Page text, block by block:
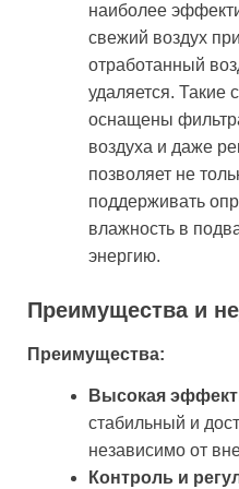
наиболее
свежий воздух
отработанный
удаляется. Такие
оснащены
воздуха и даже
позволяет не
поддерживать
влажность в
энергию.
Преимущества и
Преимущества:
Высокая
стабильный и
независимо от
Контроль и